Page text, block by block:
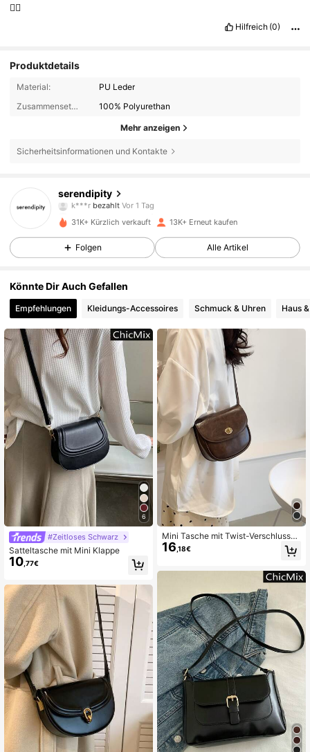
👍🏻
Hilfreich (0)
Produktdetails
Material:
PU Leder
Zusammensetzung:
100% Polyurethan
Mehr anzeigen
Sicherheitsinformationen und Kontakte
serendipity
p***2 istVor 1 Tag gefolgt
4,81 14K Follower
4,81 14K Follower
14K Follower
14K Follower
4,81 14K Follower
4,81 14K Follower
4,81 14K Follower
31K+ Kürzlich verkauft 13K+ Erneut kaufen
Folgen Alle Artikel
Könnte Dir Auch Gefallen
Empfehlungen Kleidungs-Accessoires Schmuck & Uhren Haus
6
#Zeitloses Schwarz
Satteltasche mit Mini Klappe
10 ,77€
Mini Tasche mit Twist-Verschluss-
Klappe, japanische Tasche
16 ,18€